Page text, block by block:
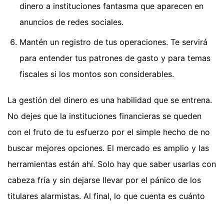
dinero a instituciones fantasma que aparecen en
anuncios de redes sociales.
Mantén un registro de tus operaciones. Te servirá
para entender tus patrones de gasto y para temas
fiscales si los montos son considerables.
La gestión del dinero es una habilidad que se entrena.
No dejes que la instituciones financieras se queden
con el fruto de tu esfuerzo por el simple hecho de no
buscar mejores opciones. El mercado es amplio y las
herramientas están ahí. Solo hay que saber usarlas con
cabeza fría y sin dejarse llevar por el pánico de los
titulares alarmistas. Al final, lo que cuenta es cuánto